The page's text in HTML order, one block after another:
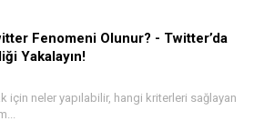
Fenomeni Olunur? - Twitter’da
Yakalayın!
için neler yapılabilir, hangi kriterleri sağlayan